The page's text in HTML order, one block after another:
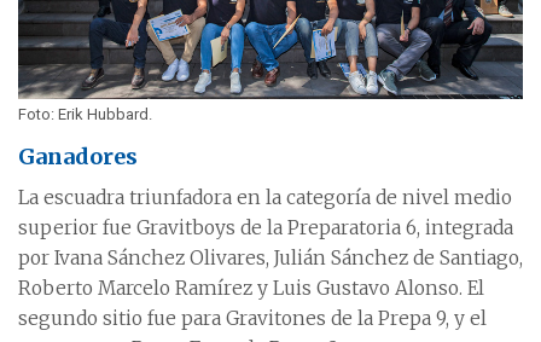
Foto: Erik Hubbard.
Ganadores
La escuadra triunfadora en la categoría de nivel medio
superior fue Gravitboys de la Preparatoria 6, integrada
por Ivana Sánchez Olivares, Julián Sánchez de Santiago,
Roberto Marcelo Ramírez y Luis Gustavo Alonso. El
segundo sitio fue para Gravitones de la Prepa 9, y el